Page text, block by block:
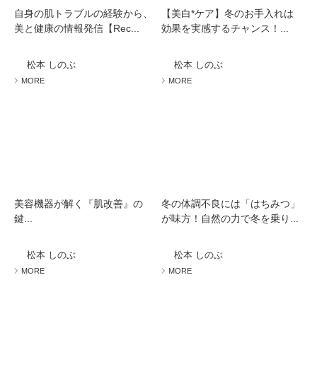
自身の肌トラブルの経験から、
美と健康の情報発信【Rec...
松本 しのぶ
MORE
【美白*ケア】冬のお手入れは
効果を実感するチャンス！...
松本 しのぶ
MORE
美容機器が解く『肌改善』の
鍵...
松本 しのぶ
MORE
冬の体調不良には「はちみつ」
が味方！自然の力で冬を乗り...
松本 しのぶ
MORE